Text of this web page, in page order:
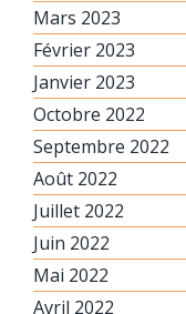
Mars 2023
Février 2023
Janvier 2023
Octobre 2022
Septembre 2022
Août 2022
Juillet 2022
Juin 2022
Mai 2022
Avril 2022